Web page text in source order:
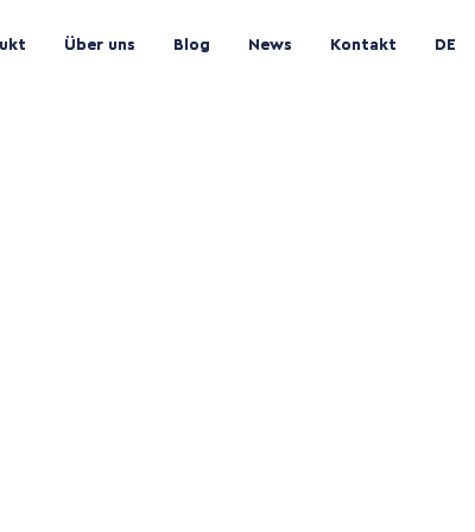
Über uns Blog News Kontakt DE
Über uns Blog News Kontakt DE